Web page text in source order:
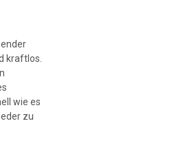
kraftlos.
wie es
zu